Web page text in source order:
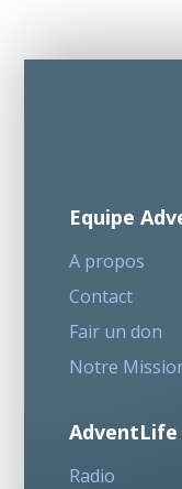
Equipe
A propos
Contact
Fair un don
Notre
AdventLife
Radio